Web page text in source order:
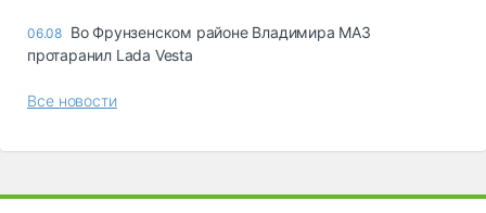
06.08 Во Фрунзенском районе Владимира МАЗ
протаранил Lada Vesta
Все новости